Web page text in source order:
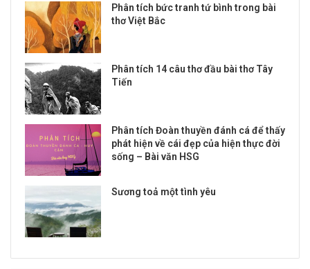
Phân tích bức tranh tứ bình trong bài
thơ Việt Bắc
Phân tích 14 câu thơ đầu bài thơ Tây
Tiến
Phân tích Đoàn thuyền đánh cá để thấy
phát hiện về cái đẹp của hiện thực đời
sống – Bài văn HSG
Sương toả một tình yêu